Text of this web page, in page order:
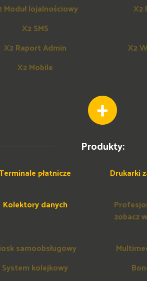
Moduł lojalnościowy X2
X2 SMS
X2 Raport Admin X2
X2 Mobile
Produkty:
płatnicze
Drukarki
Kolektory danych
zobacz
samoobsługowy
System kolejkowy